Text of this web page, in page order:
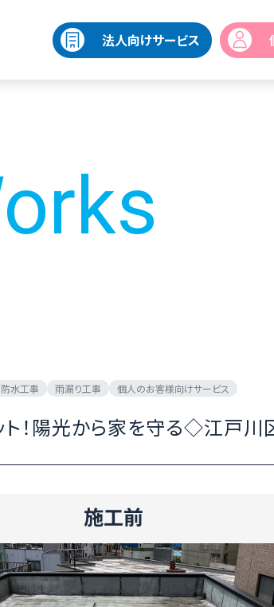
法人向けサービス
水工事 雨漏り工事 個人のお客様向けサービス
！陽光から家を守る◇江戸
施工前